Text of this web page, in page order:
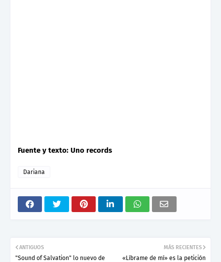
Fuente y texto: Uno records
Dariana
MÁS RECIENTES
«Líbrame de mí» es la petición
ANTIGUOS
"Sound of Salvation" lo nuevo de